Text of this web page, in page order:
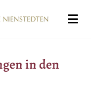
in den